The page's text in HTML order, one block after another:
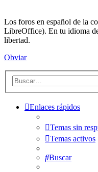
Los foros en español de la
LibreOffice). En tu idioma
libertad.
Obviar
Enlaces rápidos
Temas sin
Temas activos
Buscar